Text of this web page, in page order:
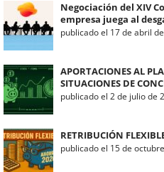
Negociación del XIV
empresa juega al
publicado el 17 de abril
APORTACIONES AL
SITUACIONES DE
publicado el 2 de julio de
RETRIBUCIÓN
publicado el 15 de